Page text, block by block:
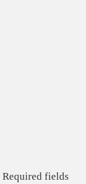
Required fields